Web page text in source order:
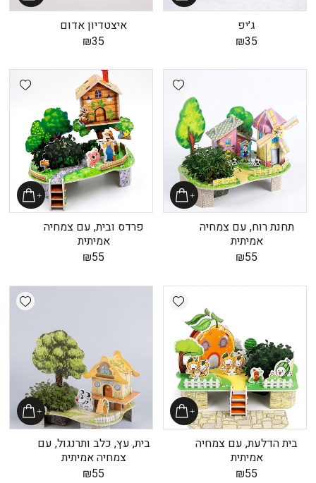
ג׳יפ
₪35
איצטדיון אדום
₪35
Add wishlist
תחנת רוח, עם צמחיה
אמיתית
₪55
פרדס ובית, עם צמחיה
אמיתית
₪55
Add wishlist
בית הדלעת, עם צמחיה
אמיתית
₪55
בית, עץ, כלב ותרנגול, עם
צמחיה אמיתית
₪55